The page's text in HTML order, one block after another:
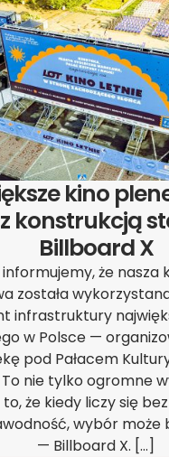
kino
konstrukcją
Billboard X
że nasza
została
infrastruktury
w Polsce —
pod Pałacem
nie tylko ogromne
że kiedy liczy się
wybór
— Billboard X. […]